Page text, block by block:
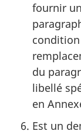
fournir
du
libellé
en
Est un